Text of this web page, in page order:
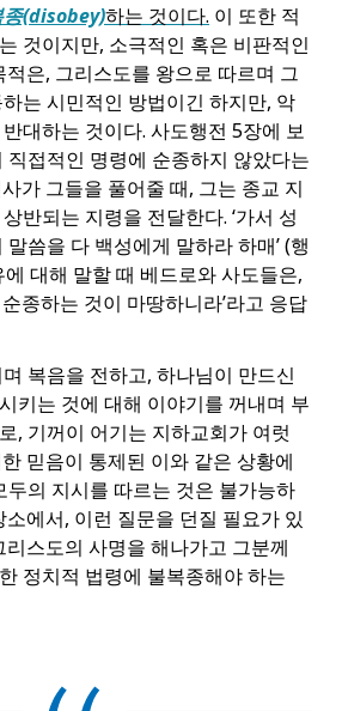
종(disobey)하는 것이다. 이 또한 적
것이지만, 소극적인 혹은 비판적인
적은, 그리스도를 왕으로 따르며 그
는 시민적인 방법이긴 하지만, 악
대하는 것이다. 사도행전 5장에 보
직접적인 명령에 순종하지 않았다는
가 그들을 풀어줄 때, 그는 종교 지
반되는 지령을 전달한다. ‘가서 성
씀을 다 백성에게 말하라 하매’ (행
대해 말할 때 베드로와 사도들은,
종하는 것이 마땅하니라’라고 응답
복음을 전하고, 하나님이 만드신
키는 것에 대해 이야기를 꺼내며 부
, 기꺼이 어기는 지하교회가 여럿
믿음이 통제된 이와 같은 상황에
두의 지시를 따르는 것은 불가능하
에서, 이런 질문을 던질 필요가 있
리스도의 사명을 해나가고 그분께
정치적 법령에 불복종해야 하는